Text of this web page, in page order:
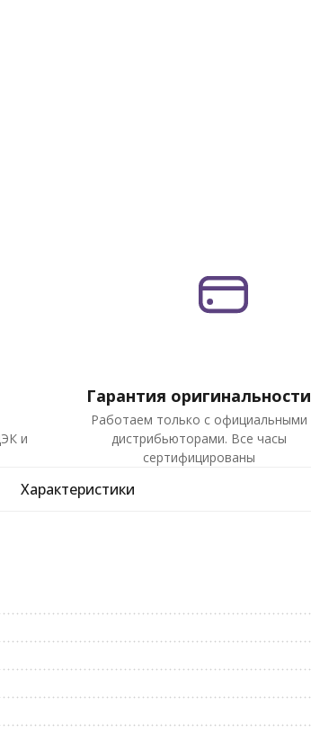
и
Гарантия оригинальности
Работаем только с официальными
дистрибьюторами. Все часы
сертифицированы
Характеристики